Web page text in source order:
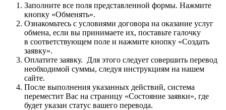
Заполните все поля представленной формы. Нажмите
кнопку «Обменять».
Ознакомьтесь с условиями договора на оказание услуг
обмена, если вы принимаете их, поставьте галочку
в соответствующем поле и нажмите кнопку «Создать
заявку».
Оплатите заявку. Для этого следует совершить перевод
необходимой суммы, следуя инструкциям на нашем
сайте.
После выполнения указанных действий, система
переместит Вас на страницу «Состояние заявки», где
будет указан статус вашего перевода.